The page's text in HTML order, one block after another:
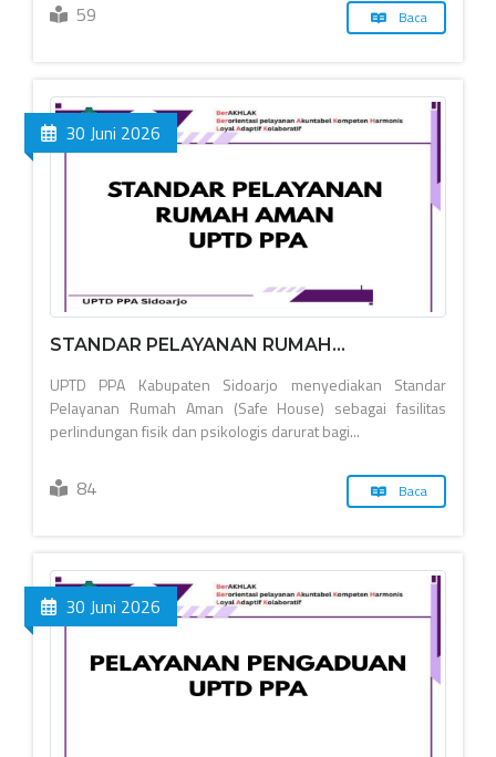
59 Baca
30 Juni 2026
STANDAR PELAYANAN RUMAH...
UPTD PPA Kabupaten Sidoarjo menyediakan Standar
Pelayanan Rumah Aman (Safe House) sebagai fasilitas
perlindungan fisik dan psikologis darurat bagi...
84 Baca
30 Juni 2026